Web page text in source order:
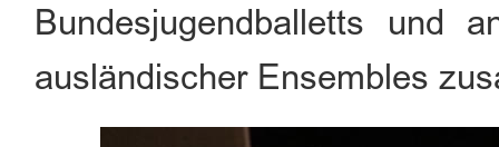
Bundesjugendballetts und
ausländischer Ensembles